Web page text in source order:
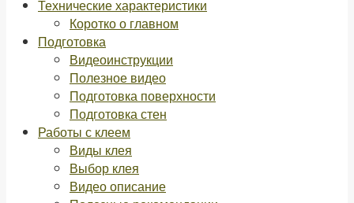
Технические характеристики
Коротко о главном
Подготовка
Видеоинструкции
Полезное видео
Подготовка поверхности
Подготовка стен
Работы с клеем
Виды клея
Выбор клея
Видео описание